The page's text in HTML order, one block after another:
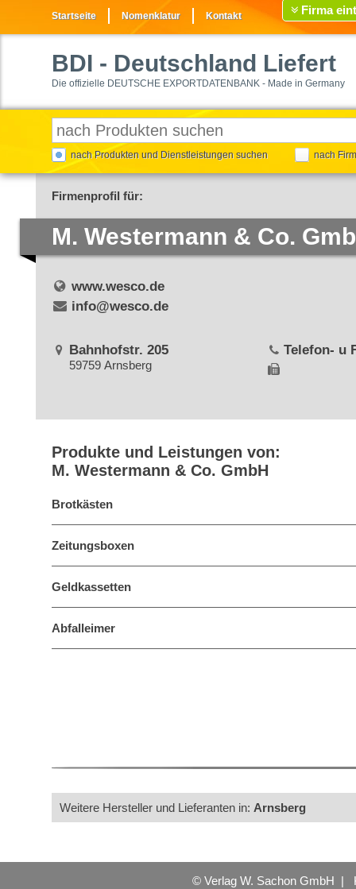
Startseite Nomenklatur Kontakt Firma
BDI - Deutschland Liefert
Die offizielle DEUTSCHE EXPORTDATENBANK - Made in Germany
nach Produkten und Dienstleistungen suchen nach
Firmenprofil für:
M. Westermann & Co.
www.wesco.de
info@wesco.de
Bahnhofstr. 205
59759 Arnsberg
Telefon- u
Produkte und Leistungen von:
M. Westermann & Co. GmbH
Brotkästen
Zeitungsboxen
Geldkassetten
Abfalleimer
Weitere Hersteller und Lieferanten in: Arnsberg
© Verlag W. Sachon GmbH |